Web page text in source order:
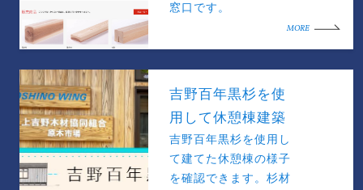
窓口です。
MORE
吉野百年黒杉を使
用して休憩棟建築
吉野百年黒杉を使用し
て建てた休憩棟の様子
を確認できます。杉材